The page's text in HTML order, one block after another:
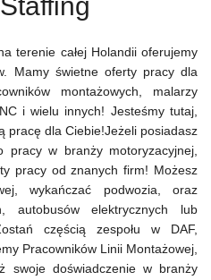
terenie całej Holandii oferujemy
Mamy świetne oferty pracy dla
montażowych, malarzy
i wielu innych! Jesteśmy tutaj,
pracę dla Ciebie!Jeżeli posiadasz
pracy w branży motoryzacyjnej,
pracy od znanych firm! Możesz
wykańczać podwozia, oraz
autobusów elektrycznych lub
częścią zespołu w DAF,
Pracowników Linii Montażowej,
swoje doświadczenie w branży